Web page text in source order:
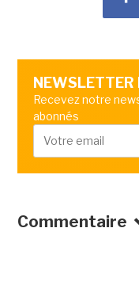
NEWSLETTER
Recevez notre
abonnés
Commentaire